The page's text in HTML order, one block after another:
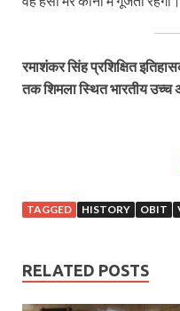
रमाशंकर सिंह प्रशिक्षित
तक शिमला स्थित भारतीय
TAGGED HISTORY OBIT
RELATED POSTS